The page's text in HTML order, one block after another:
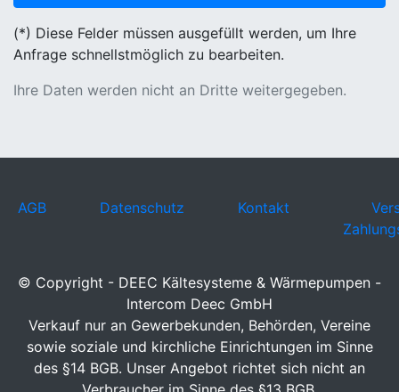
(*) Diese Felder müssen ausgefüllt werden, um Ihre
Anfrage schnellstmöglich zu bearbeiten.
Ihre Daten werden nicht an Dritte weitergegeben.
AGB Datenschutz Kontakt
© Copyright - DEEC Kältesysteme & Wärmepumpen -
Intercom Deec GmbH
Verkauf nur an Gewerbekunden, Behörden, Vereine
sowie soziale und kirchliche Einrichtungen im Sinne
des §14 BGB. Unser Angebot richtet sich nicht an